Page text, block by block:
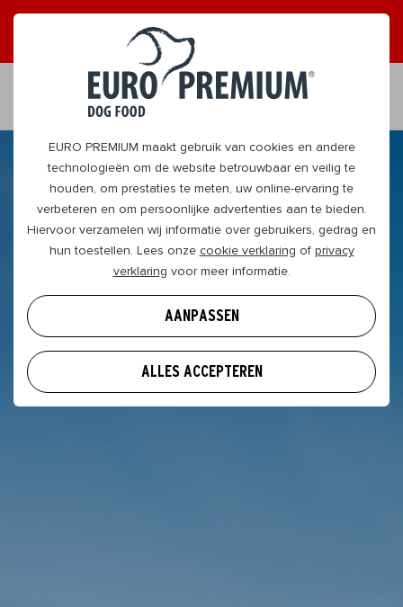
EURO PREMIUM maakt gebruik van cookies en andere
technologieën om de website betrouwbaar en veilig te
houden, om prestaties te meten, uw online-ervaring te
verbeteren en om persoonlijke advertenties aan te bieden.
Hiervoor verzamelen wij informatie over gebruikers, gedrag en
hun toestellen. Lees onze cookie verklaring of privacy
verklaring voor meer informatie.
AANPASSEN
ALLES ACCEPTEREN
ONTVANG GRAAG TIPS
NL